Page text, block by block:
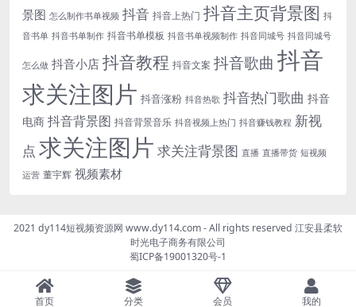
景图 怎么制作书单视频 抖音 抖音上热门 抖音主页背景图 抖
音书单 抖音书单制作 抖音书单模板 抖音书单视频制作 抖音同城号 抖音同城号
怎么做 抖音小店 抖音教程 抖音文案 抖音歌曲 抖音
求关注图片 抖音涨粉 抖音热歌 抖音热门歌曲 抖音
电商 抖音背景图 抖音背景音乐 抖音视频上热门 抖音赚钱教程 新视
点 求关注图片 求关注背景图 直播 直播带货 短视频
运营 董宇辉 视频素材
2021 dy114短视频资源网 www.dy114.com - All rights reserved 江安县柔软
时光电子商务有限公司
蜀ICP备19001320号-1
首页 分类 会员 我的